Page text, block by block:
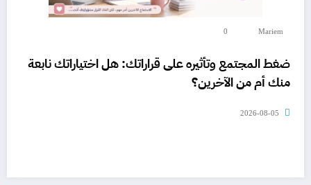
Mariem
0
ضغط المجتمع وتأثيره على قراراتك: هل اختياراتك نابعة
منك أم من الآخرين؟
2026-08-05